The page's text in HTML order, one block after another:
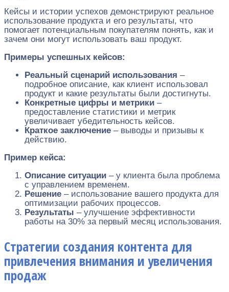
Кейсы и истории успехов демонстрируют реальное
использование продукта и его результаты, что
помогает потенциальным покупателям понять, как и
зачем они могут использовать ваш продукт.
Примеры успешных кейсов:
Реальный сценарий использования –
подробное описание, как клиент использовал
продукт и какие результаты были достигнуты.
Конкретные цифры и метрики –
предоставление статистики и метрик
увеличивает убедительность кейсов.
Краткое заключение – выводы и призывы к
действию.
Пример кейса:
Описание ситуации – у клиента была проблема
с управлением временем.
Решение – использование вашего продукта для
оптимизации рабочих процессов.
Результаты – улучшение эффективности
работы на 30% за первый месяц использования.
Стратегии создания контента для
привлечения внимания и увеличения
продаж